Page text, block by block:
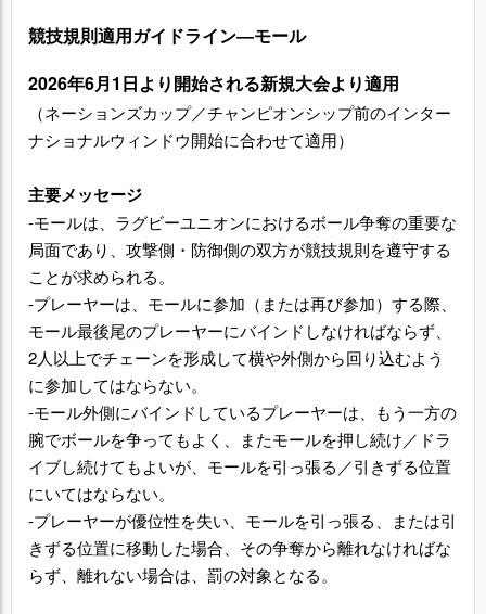
競技規則適用ガイドライン―モール
2026年6月1日より開始される新規大会より適用
（ネーションズカップ／チャンピオンシップ前のインター
ナショナルウィンドウ開始に合わせて適用）
主要メッセージ
‐モールは、ラグビーユニオンにおけるボール争奪の重要な
局面であり、攻撃側・防御側の双方が競技規則を遵守する
ことが求められる。
‐プレーヤーは、モールに参加（または再び参加）する際、
モール最後尾のプレーヤーにバインドしなければならず、
2人以上でチェーンを形成して横や外側から回り込むよう
に参加してはならない。
‐モール外側にバインドしているプレーヤーは、もう一方の
腕でボールを争ってもよく、またモールを押し続け／ドラ
イブし続けてもよいが、モールを引っ張る／引きずる位置
にいてはならない。
‐プレーヤーが優位性を失い、モールを引っ張る、または引
きずる位置に移動した場合、その争奪から離れなければな
らず、離れない場合は、罰の対象となる。